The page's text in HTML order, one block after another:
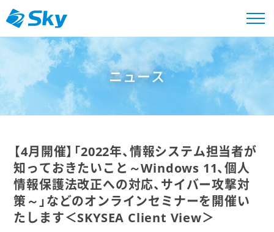
ニュース
【4月開催】「2022年、情報システム担当者が
知っておきたいこと～Windows 11、個人
情報保護法改正への対応、サイバー攻撃対
策～」などのオンラインセミナーを開催い
たします＜SKYSEA Client View＞